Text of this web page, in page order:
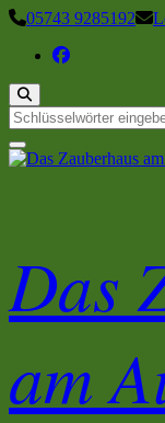
Zum
springen
05743 9285192
Suchst
du
nach
Das
am